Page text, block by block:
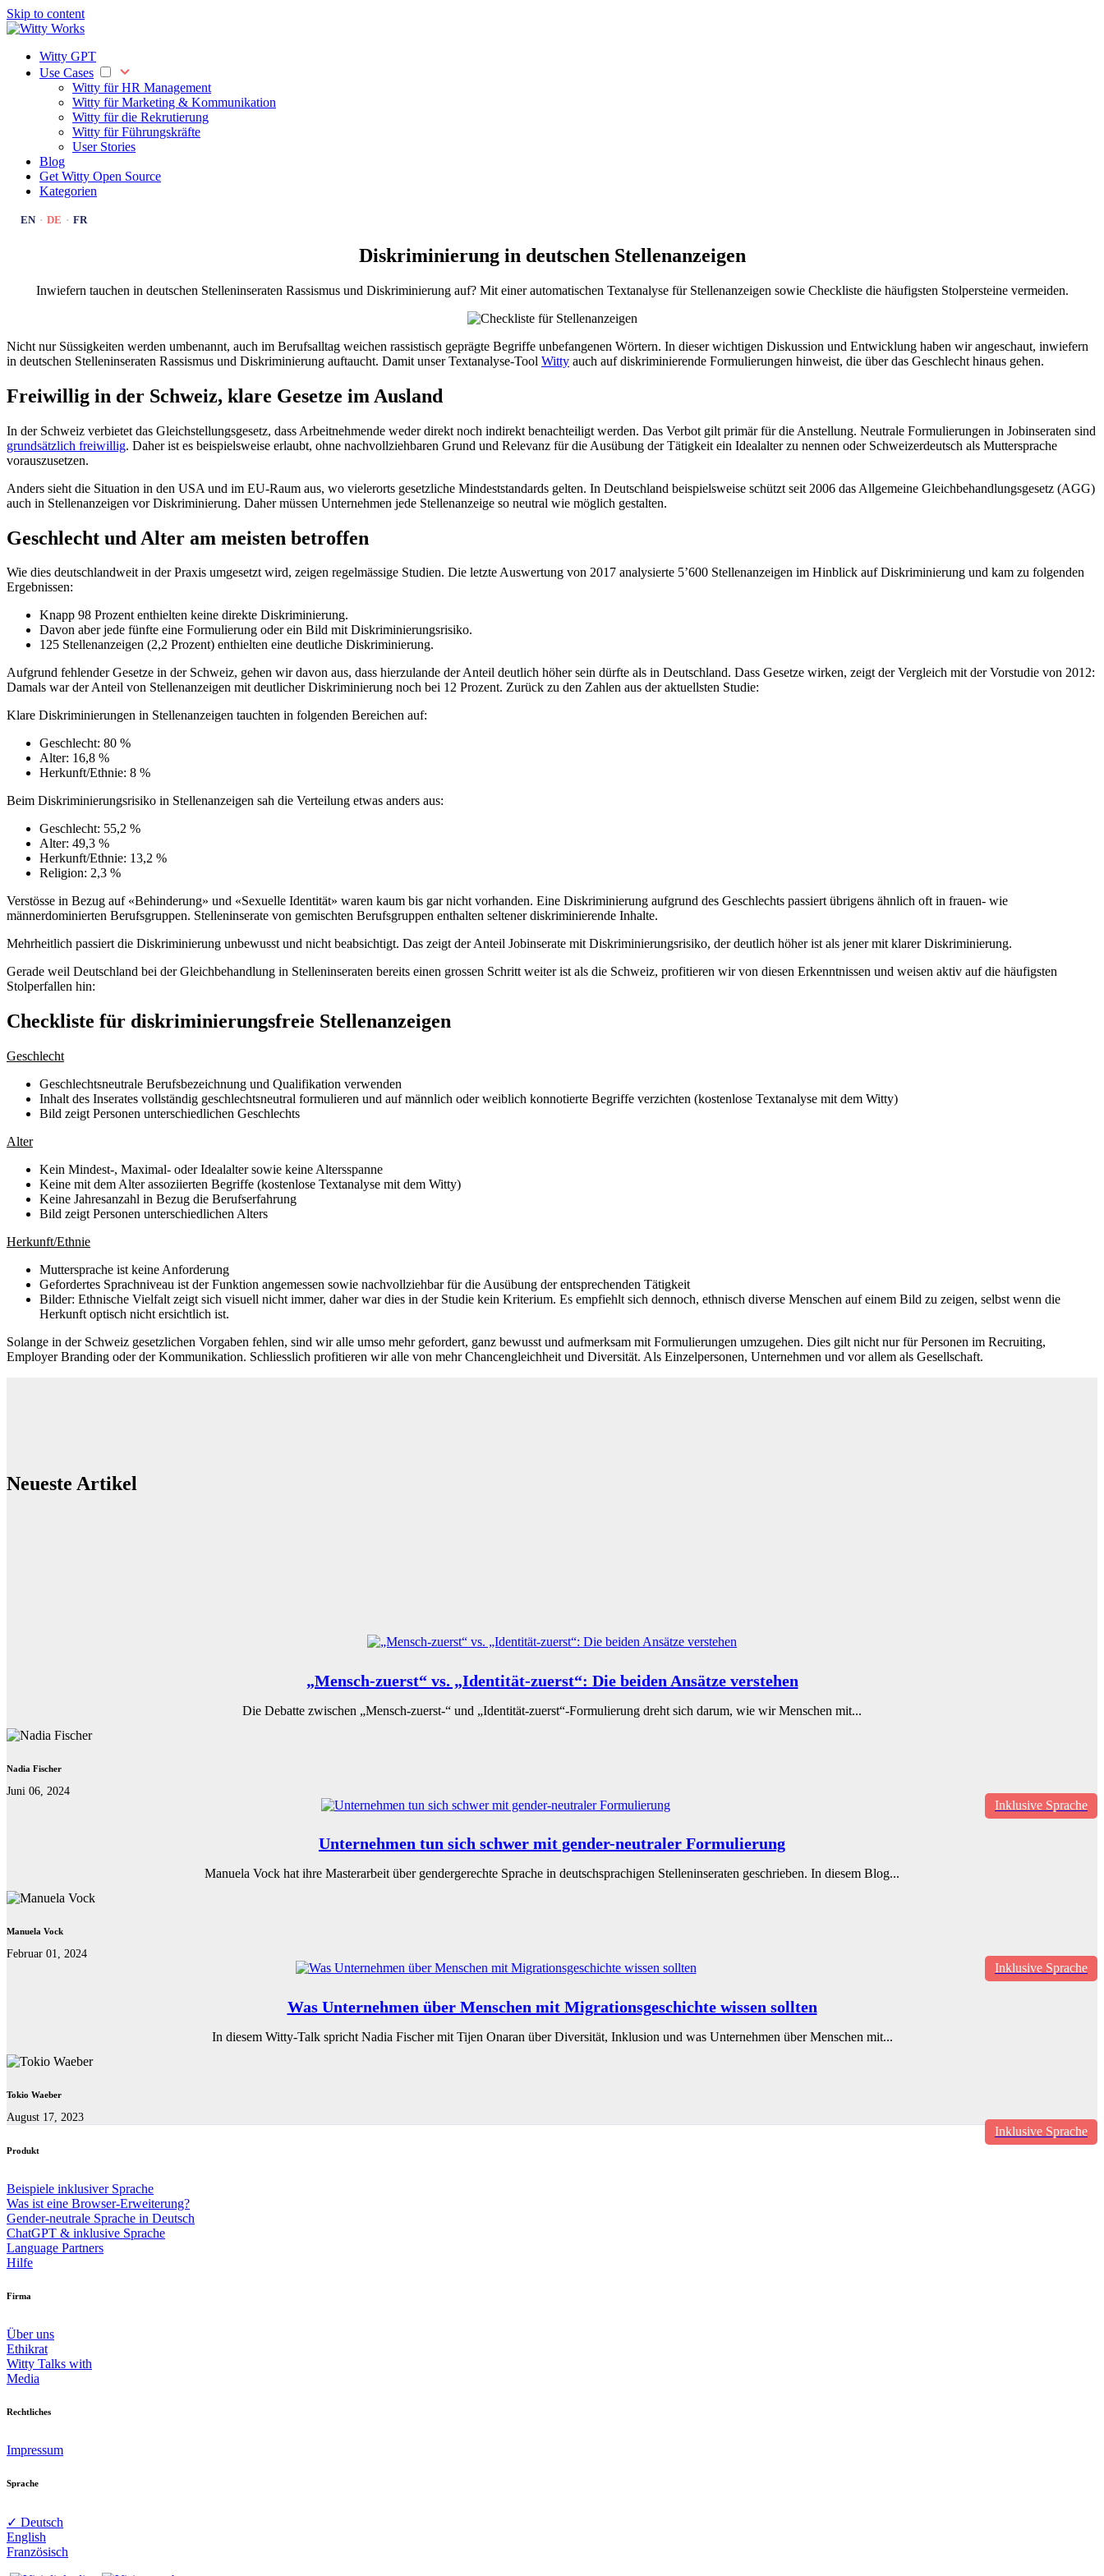
Skip to content
Witty GPT
Use Cases
Witty für HR Management
Witty für Marketing & Kommunikation
Witty für die Rekrutierung
Witty für Führungskräfte
User Stories
Blog
Get Witty Open Source
Kategorien
EN · DE · FR
Diskriminierung in deutschen Stellenanzeigen
Inwiefern tauchen in deutschen Stelleninseraten Rassismus und Diskriminierung auf? Mit einer automatischen Textanalyse für Stellenanzeigen sowie Checkliste die häufigsten Stolpersteine vermeiden.
Nicht nur Süssigkeiten werden umbenannt, auch im Berufsalltag weichen rassistisch geprägte Begriffe unbefangenen Wörtern. In dieser wichtigen Diskussion und Entwicklung haben wir angeschaut, inwiefern
in deutschen Stelleninseraten Rassismus und Diskriminierung auftaucht. Damit unser Textanalyse-Tool Witty auch auf diskriminierende Formulierungen hinweist, die über das Geschlecht hinaus gehen.
Freiwillig in der Schweiz, klare Gesetze im Ausland
In der Schweiz verbietet das Gleichstellungsgesetz, dass Arbeitnehmende weder direkt noch indirekt benachteiligt werden. Das Verbot gilt primär für die Anstellung. Neutrale Formulierungen in Jobinseraten sind
grundsätzlich freiwillig. Daher ist es beispielsweise erlaubt, ohne nachvollziehbaren Grund und Relevanz für die Ausübung der Tätigkeit ein Idealalter zu nennen oder Schweizerdeutsch als Muttersprache
vorauszusetzen.
Anders sieht die Situation in den USA und im EU-Raum aus, wo vielerorts gesetzliche Mindeststandards gelten. In Deutschland beispielsweise schützt seit 2006 das Allgemeine Gleichbehandlungsgesetz (AGG)
auch in Stellenanzeigen vor Diskriminierung. Daher müssen Unternehmen jede Stellenanzeige so neutral wie möglich gestalten.
Geschlecht und Alter am meisten betroffen
Wie dies deutschlandweit in der Praxis umgesetzt wird, zeigen regelmässige Studien. Die letzte Auswertung von 2017 analysierte 5’600 Stellenanzeigen im Hinblick auf Diskriminierung und kam zu folgenden
Ergebnissen:
Knapp 98 Prozent enthielten keine direkte Diskriminierung.
Davon aber jede fünfte eine Formulierung oder ein Bild mit Diskriminierungsrisiko.
125 Stellenanzeigen (2,2 Prozent) enthielten eine deutliche Diskriminierung.
Aufgrund fehlender Gesetze in der Schweiz, gehen wir davon aus, dass hierzulande der Anteil deutlich höher sein dürfte als in Deutschland. Dass Gesetze wirken, zeigt der Vergleich mit der Vorstudie von 2012:
Damals war der Anteil von Stellenanzeigen mit deutlicher Diskriminierung noch bei 12 Prozent. Zurück zu den Zahlen aus der aktuellsten Studie:
Klare Diskriminierungen in Stellenanzeigen tauchten in folgenden Bereichen auf:
Geschlecht: 80 %
Alter: 16,8 %
Herkunft/Ethnie: 8 %
Beim Diskriminierungsrisiko in Stellenanzeigen sah die Verteilung etwas anders aus:
Geschlecht: 55,2 %
Alter: 49,3 %
Herkunft/Ethnie: 13,2 %
Religion: 2,3 %
Verstösse in Bezug auf «Behinderung» und «Sexuelle Identität» waren kaum bis gar nicht vorhanden. Eine Diskriminierung aufgrund des Geschlechts passiert übrigens ähnlich oft in frauen- wie
männerdominierten Berufsgruppen. Stelleninserate von gemischten Berufsgruppen enthalten seltener diskriminierende Inhalte.
Mehrheitlich passiert die Diskriminierung unbewusst und nicht beabsichtigt. Das zeigt der Anteil Jobinserate mit Diskriminierungsrisiko, der deutlich höher ist als jener mit klarer Diskriminierung.
Gerade weil Deutschland bei der Gleichbehandlung in Stelleninseraten bereits einen grossen Schritt weiter ist als die Schweiz, profitieren wir von diesen Erkenntnissen und weisen aktiv auf die häufigsten
Stolperfallen hin:
Checkliste für diskriminierungsfreie Stellenanzeigen
Geschlecht
Geschlechtsneutrale Berufsbezeichnung und Qualifikation verwenden
Inhalt des Inserates vollständig geschlechtsneutral formulieren und auf männlich oder weiblich konnotierte Begriffe verzichten (kostenlose Textanalyse mit dem Witty)
Bild zeigt Personen unterschiedlichen Geschlechts
Alter
Kein Mindest-, Maximal- oder Idealalter sowie keine Altersspanne
Keine mit dem Alter assoziierten Begriffe (kostenlose Textanalyse mit dem Witty)
Keine Jahresanzahl in Bezug die Berufserfahrung
Bild zeigt Personen unterschiedlichen Alters
Herkunft/Ethnie
Muttersprache ist keine Anforderung
Gefordertes Sprachniveau ist der Funktion angemessen sowie nachvollziehbar für die Ausübung der entsprechenden Tätigkeit
Bilder: Ethnische Vielfalt zeigt sich visuell nicht immer, daher war dies in der Studie kein Kriterium. Es empfiehlt sich dennoch, ethnisch diverse Menschen auf einem Bild zu zeigen, selbst wenn die
Herkunft optisch nicht ersichtlich ist.
Solange in der Schweiz gesetzlichen Vorgaben fehlen, sind wir alle umso mehr gefordert, ganz bewusst und aufmerksam mit Formulierungen umzugehen. Dies gilt nicht nur für Personen im Recruiting,
Employer Branding oder der Kommunikation. Schliesslich profitieren wir alle von mehr Chancengleichheit und Diversität. Als Einzelpersonen, Unternehmen und vor allem als Gesellschaft.
Neueste Artikel
„Mensch-zuerst“ vs. „Identität-zuerst“: Die beiden Ansätze verstehen
Die Debatte zwischen „Mensch-zuerst-“ und „Identität-zuerst“-Formulierung dreht sich darum, wie wir Menschen mit...
Nadia Fischer
Juni 06, 2024
Inklusive Sprache
Unternehmen tun sich schwer mit gender-neutraler Formulierung
Manuela Vock hat ihre Masterarbeit über gendergerechte Sprache in deutschsprachigen Stelleninseraten geschrieben. In diesem Blog...
Manuela Vock
Februar 01, 2024
Inklusive Sprache
Was Unternehmen über Menschen mit Migrationsgeschichte wissen sollten
In diesem Witty-Talk spricht Nadia Fischer mit Tijen Onaran über Diversität, Inklusion und was Unternehmen über Menschen mit...
Tokio Waeber
August 17, 2023
Inklusive Sprache
Produkt
Beispiele inklusiver Sprache
Was ist eine Browser-Erweiterung?
Gender-neutrale Sprache in Deutsch
ChatGPT & inklusive Sprache
Language Partners
Hilfe
Firma
Über uns
Ethikrat
Witty Talks with
Media
Rechtliches
Impressum
Sprache
✓ Deutsch
English
Französisch